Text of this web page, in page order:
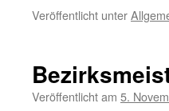
Veröffentlicht unter
Veröffentlicht am 5.